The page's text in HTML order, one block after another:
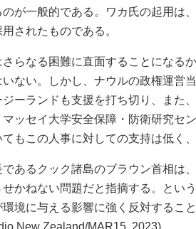
が一般的である。ワカ氏の起用は
されたものである。
らなる困難に直面することになる
ない。しかし、ナウルの政権運営
ーランドも支援を打ち切り、また
ッセイ大学安全保障・防衛研究セ
もこの人事に対しての支持は低く
あるクック諸島のブラウン首相は
かねない問題だと指摘する。とい
境に与える影響に強く反対するこ